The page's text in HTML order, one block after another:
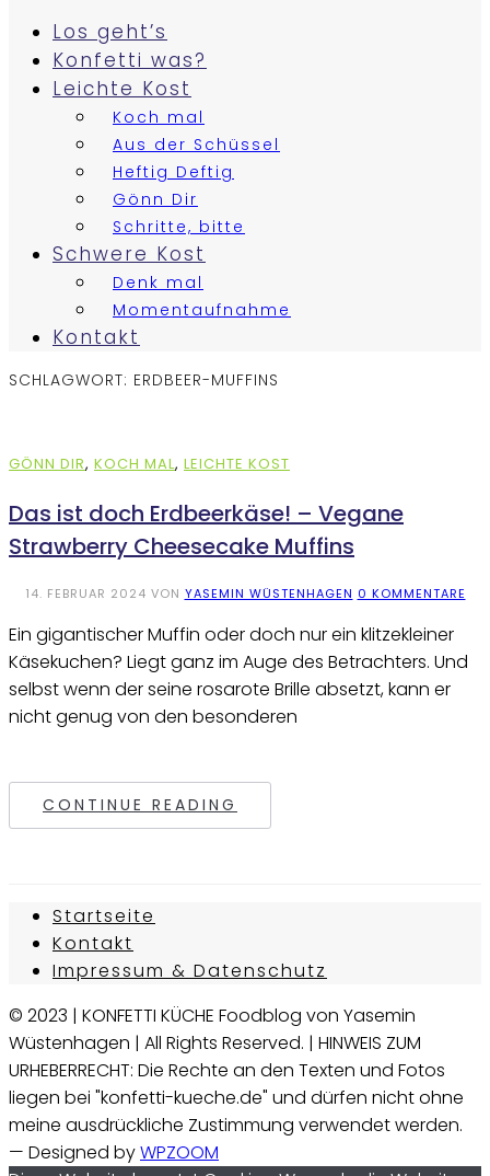
Los geht’s
Konfetti was?
Leichte Kost
Koch mal
Aus der Schüssel
Heftig Deftig
Gönn Dir
Schritte, bitte
Schwere Kost
Denk mal
Momentaufnahme
Kontakt
SCHLAGWORT: ERDBEER-MUFFINS
GÖNN DIR, KOCH MAL, LEICHTE KOST
Das ist doch Erdbeerkäse! – Vegane
Strawberry Cheesecake Muffins
14. FEBRUAR 2024 VON YASEMIN WÜSTENHAGEN 0 KOMMENTARE
Ein gigantischer Muffin oder doch nur ein klitzekleiner
Käsekuchen? Liegt ganz im Auge des Betrachters. Und
selbst wenn der seine rosarote Brille absetzt, kann er
nicht genug von den besonderen
CONTINUE READING
Startseite
Kontakt
Impressum & Datenschutz
© 2023 | KONFETTI KÜCHE Foodblog von Yasemin
Wüstenhagen | All Rights Reserved. | HINWEIS ZUM
URHEBERRECHT: Die Rechte an den Texten und Fotos
liegen bei "konfetti-kueche.de" und dürfen nicht ohne
meine ausdrückliche Zustimmung verwendet werden.
— Designed byWPZOOM